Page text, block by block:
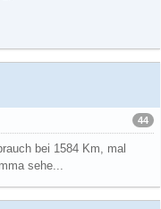
44
bei 1584 Km, mal
sehe...